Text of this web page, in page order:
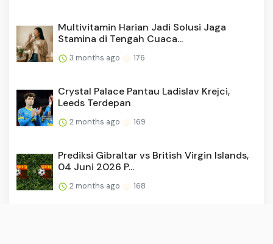
Multivitamin Harian Jadi Solusi Jaga
Stamina di Tengah Cuaca...
3 months ago 176
Crystal Palace Pantau Ladislav Krejci,
Leeds Terdepan
2 months ago 169
Prediksi Gibraltar vs British Virgin Islands,
04 Juni 2026 P...
2 months ago 168